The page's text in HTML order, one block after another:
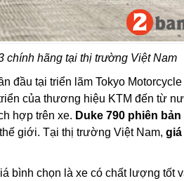
chính hãng tại thị trường Việt Nam
đầu tại triển lãm Tokyo
của thương hiệu KTM đến từ
hợp trên xe. Duke 790 phiên bản
giới. Tại thị trường Việt Nam, giá
bình chọn là xe có chất lượng tốt